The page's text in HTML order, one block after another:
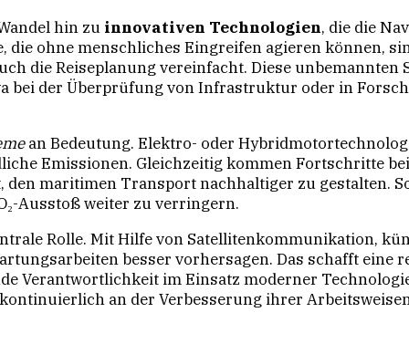
hin zu innovativen Technologien, die die
die ohne menschliches Eingreifen agieren können,
die Reiseplanung vereinfacht. Diese unbemannten
bei der Überprüfung von Infrastruktur oder in
an Bedeutung. Elektro- oder
Emissionen. Gleichzeitig kommen Fortschritte
den maritimen Transport nachhaltiger zu gestalten.
Ausstoß weiter zu verringern.
Rolle. Mit Hilfe von Satellitenkommunikation,
besser vorhersagen. Das schafft eine
Verantwortlichkeit im Einsatz moderner
an der Verbesserung ihrer